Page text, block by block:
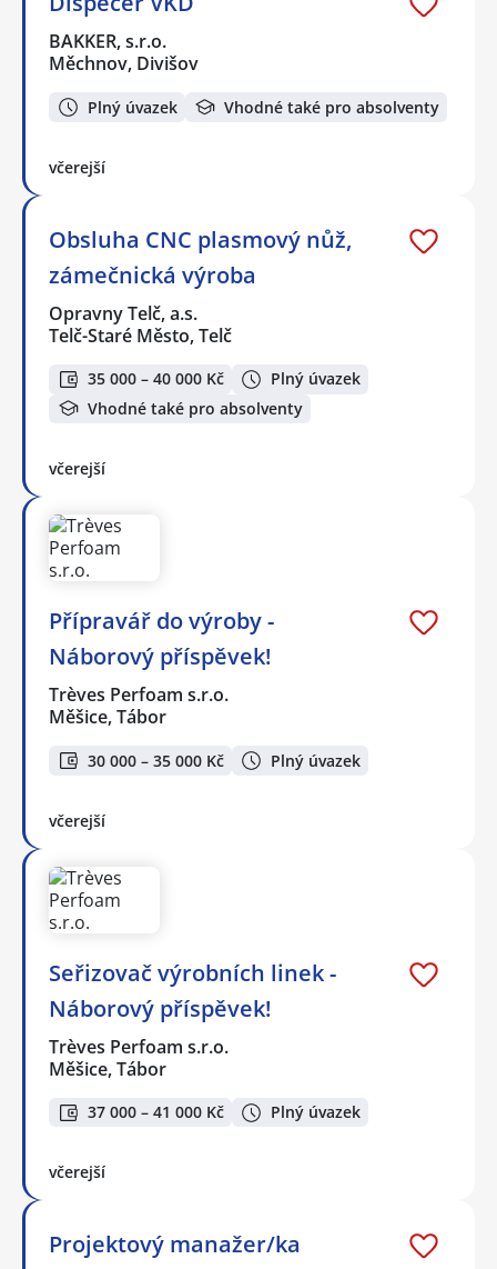
BAKKER, s.r.o.
Měchnov, Divišov
Plný úvazek Vhodné také pro absolventy
včerejší
Obsluha CNC plasmový nůž,
zámečnická výroba
Opravny Telč, a.s.
Telč-Staré Město, Telč
35 000 – 40 000 Kč
Plný úvazek
Vhodné také pro absolventy
včerejší
Přípravář do výroby -
Náborový příspěvek!
Trèves Perfoam s.r.o.
Měšice, Tábor
30 000 – 35 000 Kč Plný úvazek
včerejší
Seřizovač výrobních linek -
Náborový příspěvek!
Trèves Perfoam s.r.o.
Měšice, Tábor
37 000 – 41 000 Kč Plný úvazek
včerejší
Projektový manažer/ka